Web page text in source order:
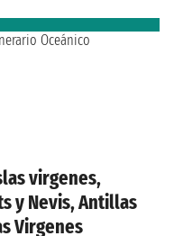
virgenes,
y Nevis, Antillas
Virgenes